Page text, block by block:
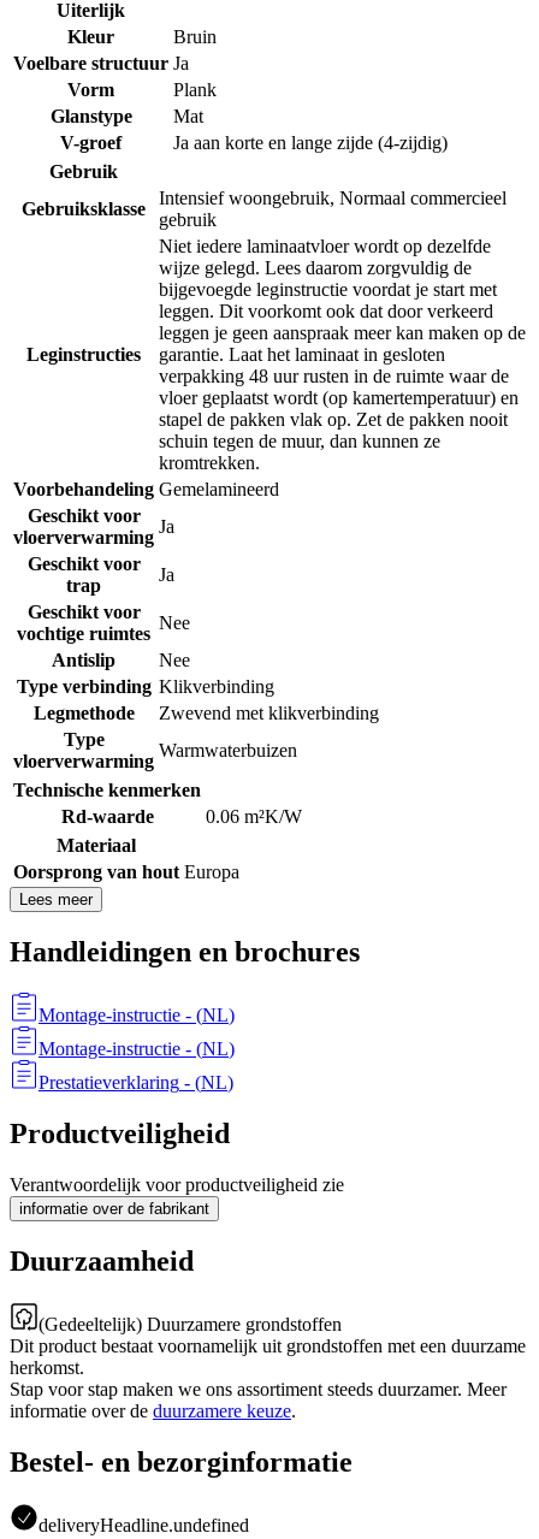
Uiterlijk
Kleur
Bruin
Voelbare structuur Ja
Vorm
Plank
Glanstype
Mat
V-groef
Ja aan korte en lange zijde (4-zijdig)
Gebruik
Gebruiksklasse
Intensief woongebruik, Normaal commercieel
gebruik
Leginstructies
Niet iedere laminaatvloer wordt op dezelfde
wijze gelegd. Lees daarom zorgvuldig de
bijgevoegde leginstructie voordat je start met
leggen. Dit voorkomt ook dat door verkeerd
leggen je geen aanspraak meer kan maken op de
garantie. Laat het laminaat in gesloten
verpakking 48 uur rusten in de ruimte waar de
vloer geplaatst wordt (op kamertemperatuur) en
stapel de pakken vlak op. Zet de pakken nooit
schuin tegen de muur, dan kunnen ze
kromtrekken.
Voorbehandeling Gemelamineerd
Geschikt voor
vloerverwarming
Ja
Geschikt voor
trap
Ja
Geschikt voor
vochtige ruimtes
Nee
Antislip
Nee
Type verbinding Klikverbinding
Legmethode
Zwevend met klikverbinding
Type
vloerverwarming
Warmwaterbuizen
Technische kenmerken
Rd-waarde
0.06 m²K/W
Materiaal
Oorsprong van hout Europa
Lees meer
Handleidingen en brochures
Montage-instructie - (NL)
Montage-instructie - (NL)
Prestatieverklaring - (NL)
Productveiligheid
Verantwoordelijk voor productveiligheid zie
informatie over de fabrikant
Duurzaamheid
(Gedeeltelijk) Duurzamere grondstoffen
Dit product bestaat voornamelijk uit grondstoffen met een duurzame
herkomst.
Stap voor stap maken we ons assortiment steeds duurzamer. Meer
informatie over de duurzamere keuze.
Bestel- en bezorginformatie
deliveryHeadline.undefined